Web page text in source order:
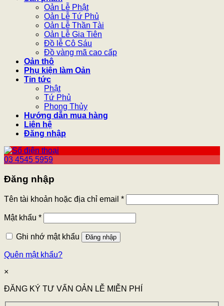
Oản Lễ Phật
Oản Lễ Tứ Phủ
Oản Lễ Thần Tài
Oản Lễ Gia Tiên
Đồ lễ Cô Sáu
Đồ vàng mã cao cấp
Oản thô
Phụ kiện làm Oản
Tin tức
Phật
Tứ Phủ
Phong Thủy
Hướng dẫn mua hàng
Liên hệ
Đăng nhập
03 4545 5959
Đăng nhập
Tên tài khoản hoặc địa chỉ email *
Mật khẩu *
Ghi nhớ mật khẩu Đăng nhập
Quên mật khẩu?
×
ĐĂNG KÝ TƯ VẤN OẢN LỄ MIỄN PHÍ